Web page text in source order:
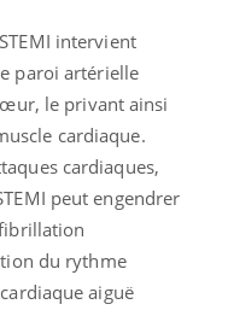
intervient
paroi artérielle
le privant ainsi
cardiaque.
cardiaques,
peut engendrer
du rythme
aiguë